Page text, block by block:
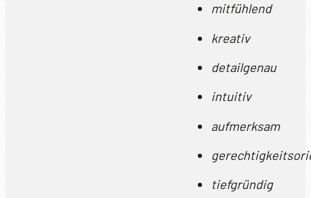
mitfühlend
kreativ
detailgenau
intuitiv
aufmerksam
tiefgründig